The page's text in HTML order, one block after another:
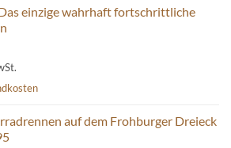
einzige wahrhaft fortschrittliche
auf dem Frohburger Dreieck